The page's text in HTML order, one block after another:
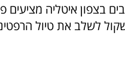
בצפון איטליה
שקול לשלב את טיול